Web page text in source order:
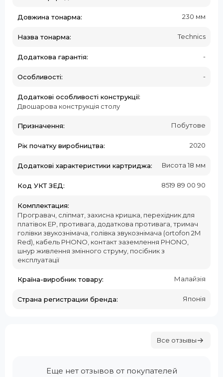
Довжина тонарма: 230 мм
Назва тонарма: Technics
Додаткова гарантія: -
Особливості: -
Додаткові особливості конструкції:
Двошарова конструкція столу
Призначення: Побутове
Рік початку виробництва: 2020
Додаткові характеристики картриджа: Висота 18 мм
Код УКТ ЗЕД: 8519 89 00 90
Комплектация:
Програвач, сліпмат, захисна кришка, перехідник для
платівок EP, противага, додаткова противага, тримач
голівки звукознімача, голівка звукознімача (ortofon 2M
Red), кабель PHONO, контакт заземлення PHONO,
шнур живлення змінного струму, посібник з
експлуатації
Країна-виробник товару: Малайзія
Страна регистрации бренда: Японія
Все отзывы
Еще нет отзывов от покупателей